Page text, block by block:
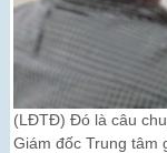
(LĐTĐ) Đó là câu
Giám đốc Trung tâm